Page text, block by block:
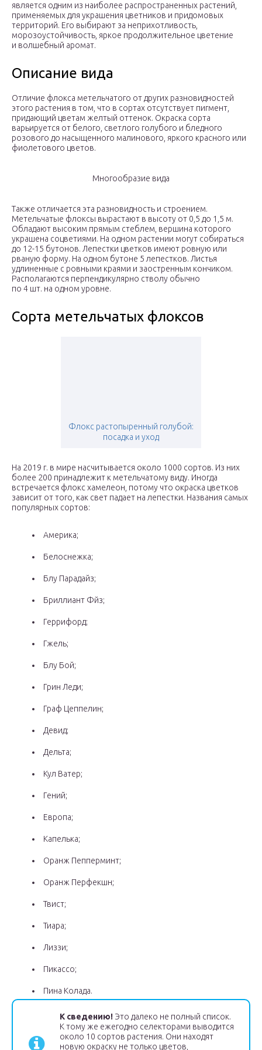
является одним из наиболее распространенных растений,
применяемых для украшения цветников и придомовых
территорий. Его выбирают за неприхотливость,
морозоустойчивость, яркое продолжительное цветение
и волшебный аромат.
Описание вида
Отличие флокса метельчатого от других разновидностей
этого растения в том, что в сортах отсутствует пигмент,
придающий цветам желтый оттенок. Окраска сорта
варьируется от белого, светлого голубого и бледного
розового до насыщенного малинового, яркого красного или
фиолетового цветов.
Многообразие вида
Также отличается эта разновидность и строением.
Метельчатые флоксы вырастают в высоту от 0,5 до 1,5 м.
Обладают высоким прямым стеблем, вершина которого
украшена соцветиями. На одном растении могут собираться
до 12-15 бутонов. Лепестки цветков имеют ровную или
рваную форму. На одном бутоне 5 лепестков. Листья
удлиненные с ровными краями и заостренным кончиком.
Располагаются перпендикулярно стволу обычно
по 4 шт. на одном уровне.
Сорта метельчатых флоксов
Флокс растопыренный голубой:
посадка и уход
На 2019 г. в мире насчитывается около 1000 сортов. Из них
более 200 принадлежит к метельчатому виду. Иногда
встречается флокс хамелеон, потому что окраска цветков
зависит от того, как свет падает на лепестки. Названия самых
популярных сортов:
Америка;
Белоснежка;
Блу Парадайз;
Бриллиант Фйз;
Геррифорд;
Гжель;
Блу Бой;
Грин Леди;
Граф Цеппелин;
Девид;
Дельта;
Кул Ватер;
Гений;
Европа;
Капелька;
Оранж Пепперминт;
Оранж Перфекшн;
Твист;
Тиара;
Лиззи;
Пикассо;
Пина Колада.
К сведению! Это далеко не полный список.
К тому же ежегодно селекторами выводится
около 10 сортов растения. Они находят
новую окраску не только цветов,